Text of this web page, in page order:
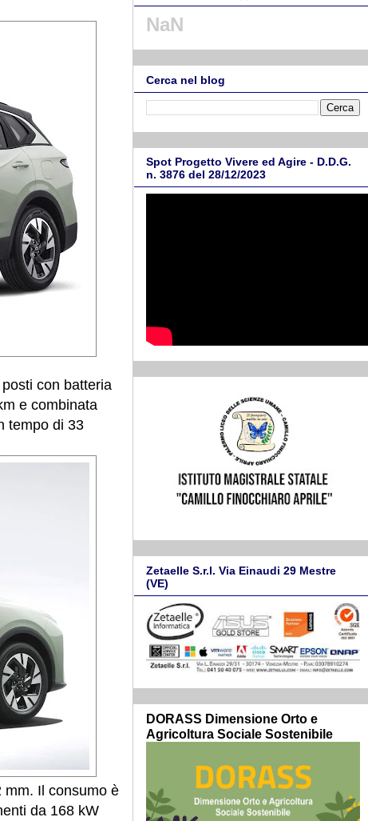
con batteria
e combinata
tempo di 33
mm. Il consumo è
da 168 kW
NaN
Cerca nel blog
Spot Progetto Vivere ed Agire - D.D.G.
n. 3876 del 28/12/2023
Zetaelle S.r.l. Via Einaudi 29 Mestre
(VE)
DORASS Dimensione Orto e
Agricoltura Sociale Sostenibile